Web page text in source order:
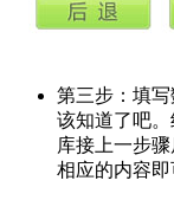
第三步：填
该知道了吧
库接上一步
相应的内容即